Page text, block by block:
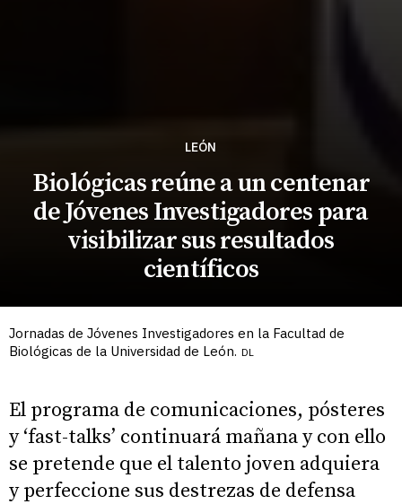
LEÓN
Biológicas reúne a un centenar
de Jóvenes Investigadores para
visibilizar sus resultados
científicos
Jornadas de Jóvenes Investigadores en la Facultad de
Biológicas de la Universidad de León. DL
El programa de comunicaciones, pósteres
y ‘fast-talks’ continuará mañana y con ello
se pretende que el talento joven adquiera
y perfeccione sus destrezas de defensa